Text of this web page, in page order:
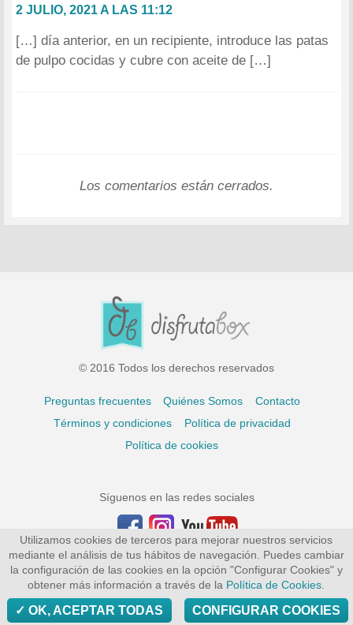
2 JULIO, 2021 A LAS 11:12
[…] día anterior, en un recipiente, introduce las patas
de pulpo cocidas y cubre con aceite de […]
Los comentarios están cerrados.
© 2016 Todos los derechos reservados
Preguntas frecuentes Quiénes Somos
Contacto
Términos y condiciones
Política de privacidad
Política de cookies
Síguenos en las redes sociales
Utilizamos cookies de terceros para mejorar nuestros servicios
mediante el análisis de tus hábitos de navegación. Puedes cambiar
la configuración de las cookies en la opción "Configurar Cookies" y
obtener más información a través de la Política de Cookies.
OK, ACEPTAR TODAS CONFIGURAR COOKIES